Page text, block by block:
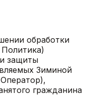
обработки
защиты
Зиминой
гражданина